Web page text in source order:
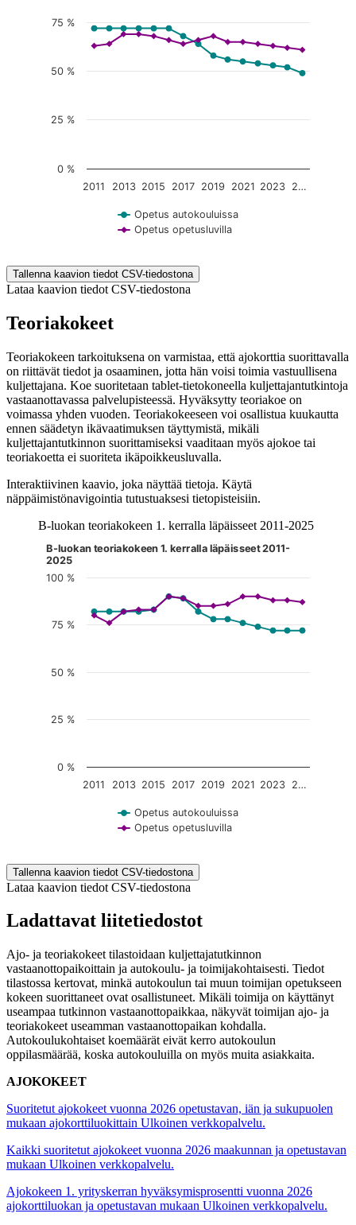
Opetus autokouluissa
Opetus opetusluvilla
2011 2013 2015 2017 2019 2021 2023 2…
0 %
25 %
50 %
75 %
Tallenna kaavion tiedot CSV-tiedostona
Lataa kaavion tiedot CSV-tiedostona
Teoriakokeet
Teoriakokeen tarkoituksena on varmistaa, että ajokorttia suorittavalla
on riittävät tiedot ja osaaminen, jotta hän voisi toimia vastuullisena
kuljettajana. Koe suoritetaan tablet-tietokoneella kuljettajantutkintoja
vastaanottavassa palvelupisteessä. Hyväksytty teoriakoe on
voimassa yhden vuoden. Teoriakokeeseen voi osallistua kuukautta
ennen säädetyn ikävaatimuksen täyttymistä, mikäli
kuljettajantutkinnon suorittamiseksi vaaditaan myös ajokoe tai
teoriakoetta ei suoriteta ikäpoikkeusluvalla.
Interaktiivinen kaavio, joka näyttää tietoja. Käytä
näppäimistönavigointia tutustuaksesi tietopisteisiin.
B-luokan teoriakokeen 1. kerralla läpäisseet 2011-2025
Kuvaaja on interaktiivinen. Siirry kuvaajaan sarkaimella ja
B-luokan teoriakokeen 1. kerralla läpäisseet 2011-
2025
Opetus autokouluissa
Opetus opetusluvilla
2011 2013 2015 2017 2019 2021 2023 2…
0 %
25 %
50 %
75 %
100 %
Tallenna kaavion tiedot CSV-tiedostona
Lataa kaavion tiedot CSV-tiedostona
Ladattavat liitetiedostot
Ajo- ja teoriakokeet tilastoidaan kuljettajatutkinnon
vastaanottopaikoittain ja autokoulu- ja toimijakohtaisesti. Tiedot
tilastossa kertovat, minkä autokoulun tai muun toimijan opetukseen
kokeen suorittaneet ovat osallistuneet. Mikäli toimija on käyttänyt
useampaa tutkinnon vastaanottopaikkaa, näkyvät toimijan ajo- ja
teoriakokeet useamman vastaanottopaikan kohdalla.
Autokoulukohtaiset koemäärät eivät kerro autokoulun
oppilasmäärää, koska autokouluilla on myös muita asiakkaita.
AJOKOKEET
Suoritetut ajokokeet vuonna 2026 opetustavan, iän ja sukupuolen
mukaan ajokorttiluokittain Ulkoinen verkkopalvelu.
Kaikki suoritetut ajokokeet vuonna 2026 maakunnan ja opetustavan
mukaan Ulkoinen verkkopalvelu.
Ajokokeen 1. yrityskerran hyväksymisprosentti vuonna 2026
ajokorttiluokan ja opetustavan mukaan Ulkoinen verkkopalvelu.